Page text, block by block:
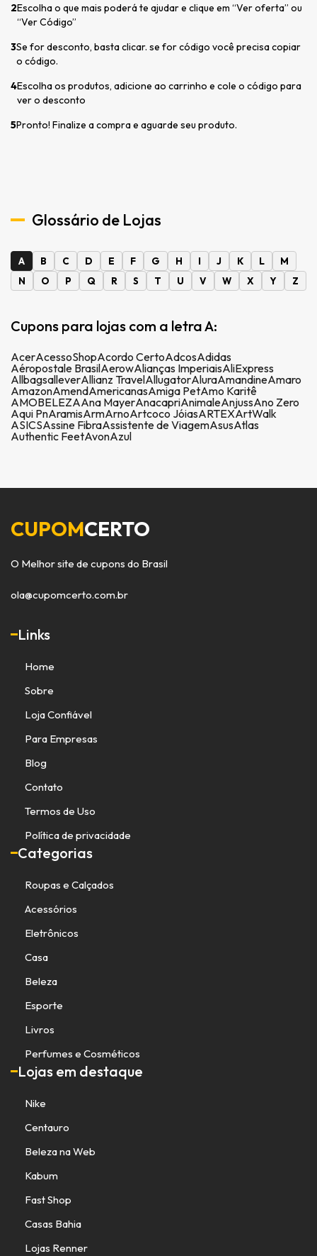
2Escolha o que mais poderá te ajudar e clique em “Ver oferta” ou
“Ver Código”
3Se for desconto, basta clicar. se for código você precisa copiar
o código.
4Escolha os produtos, adicione ao carrinho e cole o código para
ver o desconto
5Pronto! Finalize a compra e aguarde seu produto.
Glossário de Lojas
A B C D E F G H I J K L
M
N
O P Q R S T U V W X Y Z
Cupons para lojas com a letra A:
AcerAcessoShopAcordo CertoAdcosAdidas
Aéropostale BrasilAerowAlianças ImperiaisAliExpress
AllbagsalleverAllianz TravelAllugatorAluraAmandineAmaro
AmazonAmendAmericanasAmiga PetAmo Karitê
AMOBELEZAAna MayerAnacapriAnimaleAnjussAno Zero
Aqui PnAramisArmArnoArtcoco JóiasARTEXArtWalk
ASICSAssine FibraAssistente de ViagemAsusAtlas
Authentic FeetAvonAzul
CUPOMCERTO
O Melhor site de cupons do Brasil
ola@cupomcerto.com.br
Links
Home
Sobre
Loja Confiável
Para Empresas
Blog
Contato
Termos de Uso
Política de privacidade
Categorias
Roupas e Calçados
Acessórios
Eletrônicos
Casa
Beleza
Esporte
Livros
Perfumes e Cosméticos
Lojas em destaque
Nike
Centauro
Beleza na Web
Kabum
Fast Shop
Casas Bahia
Lojas Renner